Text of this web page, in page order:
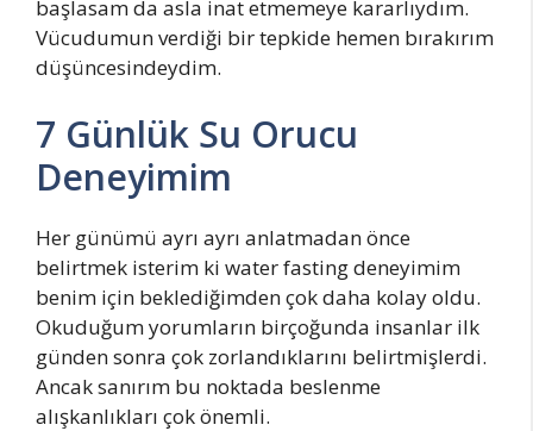
başlasam da asla inat etmemeye kararlıydım.
Vücudumun verdiği bir tepkide hemen bırakırım
düşüncesindeydim.
7 Günlük Su Orucu
Deneyimim
Her günümü ayrı ayrı anlatmadan önce
belirtmek isterim ki water fasting deneyimim
benim için beklediğimden çok daha kolay oldu.
Okuduğum yorumların birçoğunda insanlar ilk
günden sonra çok zorlandıklarını belirtmişlerdi.
Ancak sanırım bu noktada beslenme
alışkanlıkları çok önemli.